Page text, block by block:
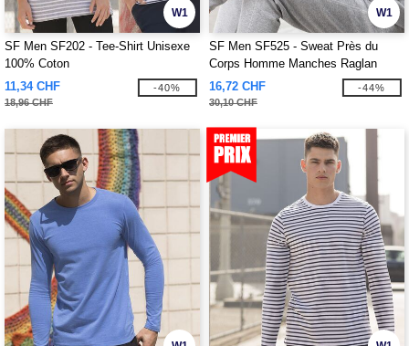
W1
SF Men SF202 - Tee-Shirt Unisexe
100% Coton
11,34 CHF
18,96 CHF
-40%
W1
SF Men SF525 - Sweat Près du
Corps Homme Manches Raglan
16,72 CHF
30,10 CHF
-44%